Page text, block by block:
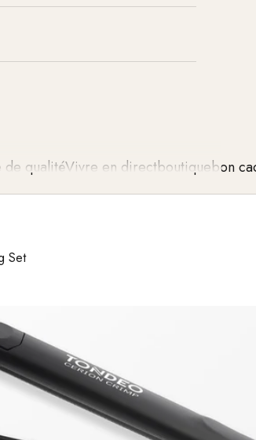
de qualitéVivre en directboutiquebon
Set